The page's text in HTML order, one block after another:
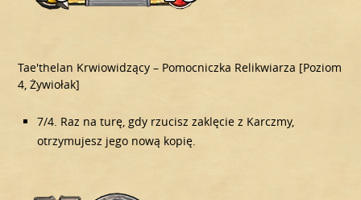
Tae'thelan Krwiowidzący – Pomocniczka Relikwiarza [Poziom
4, Żywiołak]
7/4. Raz na turę, gdy rzucisz zaklęcie z Karczmy,
otrzymujesz jego nową kopię.